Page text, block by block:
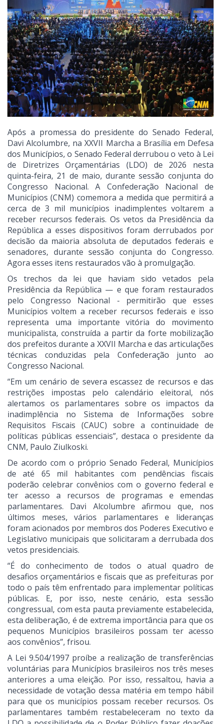
Após a promessa do presidente do Senado Federal,
Davi Alcolumbre, na XXVII Marcha a Brasília em Defesa
dos Municípios, o Senado Federal derrubou o veto à Lei
de Diretrizes Orçamentárias (LDO) de 2026 nesta
quinta-feira, 21 de maio, durante sessão conjunta do
Congresso Nacional. A Confederação Nacional de
Municípios (CNM) comemora a medida que permitirá a
cerca de 3 mil municípios inadimplentes voltarem a
receber recursos federais. Os vetos da Presidência da
República a esses dispositivos foram derrubados por
decisão da maioria absoluta de deputados federais e
senadores, durante sessão conjunta do Congresso.
Agora esses itens restaurados vão à promulgação.
Os trechos da lei que haviam sido vetados pela
Presidência da República — e que foram restaurados
pelo Congresso Nacional - permitirão que esses
Municípios voltem a receber recursos federais e isso
representa uma importante vitória do movimento
municipalista, construída a partir da forte mobilização
dos prefeitos durante a XXVII Marcha e das articulações
técnicas conduzidas pela Confederação junto ao
Congresso Nacional.
“Em um cenário de severa escassez de recursos e das
restrições impostas pelo calendário eleitoral, nós
alertamos os parlamentares sobre os impactos da
inadimplência no Sistema de Informações sobre
Requisitos Fiscais (CAUC) sobre a continuidade de
políticas públicas essenciais”, destaca o presidente da
CNM, Paulo Ziulkoski.
De acordo com o próprio Senado Federal, Municípios
de até 65 mil habitantes com pendências fiscais
poderão celebrar convênios com o governo federal e
ter acesso a recursos de programas e emendas
parlamentares. Davi Alcolumbre afirmou que, nos
últimos meses, vários parlamentares e lideranças
foram acionados por membros dos Poderes Executivo e
Legislativo municipais que solicitaram a derrubada dos
vetos presidenciais.
“É do conhecimento de todos o atual quadro de
desafios orçamentários e fiscais que as prefeituras por
todo o país têm enfrentado para implementar políticas
públicas. E, por isso, neste cenário, esta sessão
congressual, com esta pauta previamente estabelecida,
esta deliberação, é de extrema importância para que os
pequenos Municípios brasileiros possam ter acesso
aos convênios”, frisou.
A Lei 9.504/1997 proíbe a realização de transferências
voluntárias para Municípios brasileiros nos três meses
anteriores a uma eleição. Por isso, ressaltou, havia a
necessidade de votação dessa matéria em tempo hábil
para que os municípios possam receber recursos. Os
parlamentares também restabeleceram no texto da